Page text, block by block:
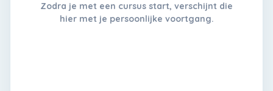
Zodra je met een cursus start, verschijnt die
hier met je persoonlijke voortgang.